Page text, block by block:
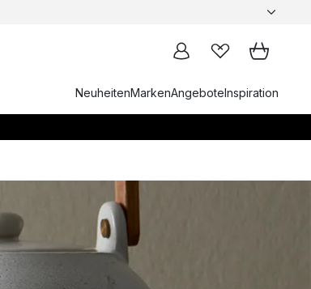
NeuheitenMarkenAngeboteInspiration